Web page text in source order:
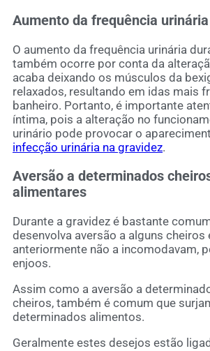
Aumento da frequência urinária
O aumento da frequência urinária
também ocorre por conta da
acaba deixando os músculos da
relaxados, resultando em idas mais
banheiro. Portanto, é importante
íntima, pois a alteração no
urinário pode provocar o
infecção urinária na gravidez.
Aversão a determinados
alimentares
Durante a gravidez é bastante
desenvolva aversão a alguns cheiros
anteriormente não a incomodavam,
enjoos.
Assim como a aversão a
cheiros, também é comum que
determinados alimentos.
Geralmente estes desejos estão